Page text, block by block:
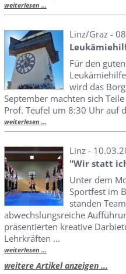
weiterlesen ...
Linz/Graz -
Für den
wird das
September machten sich
Prof. Teufel um 8:30 Uhr auf
weiterlesen ...
Linz -
"Wir statt
Unter dem
Sportfest im
standen
abwechslungsreiche
präsentierten kreative
Lehrkräften ...
weiterlesen ...
weitere Artikel anzeigen ...